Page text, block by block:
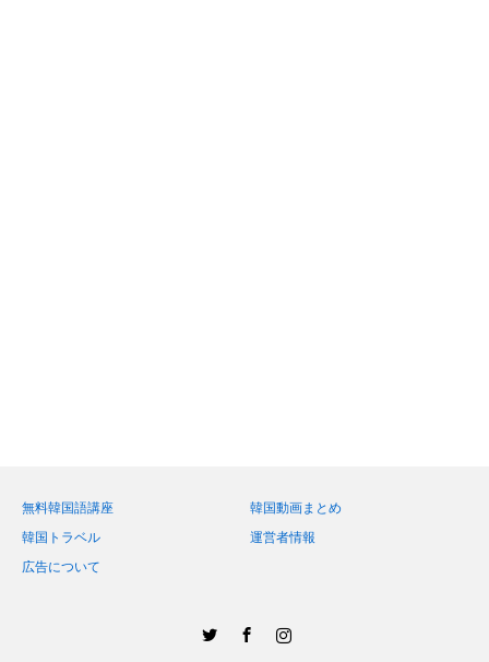
無料韓国語講座
韓国動画まとめ
韓国トラベル
運営者情報
広告について